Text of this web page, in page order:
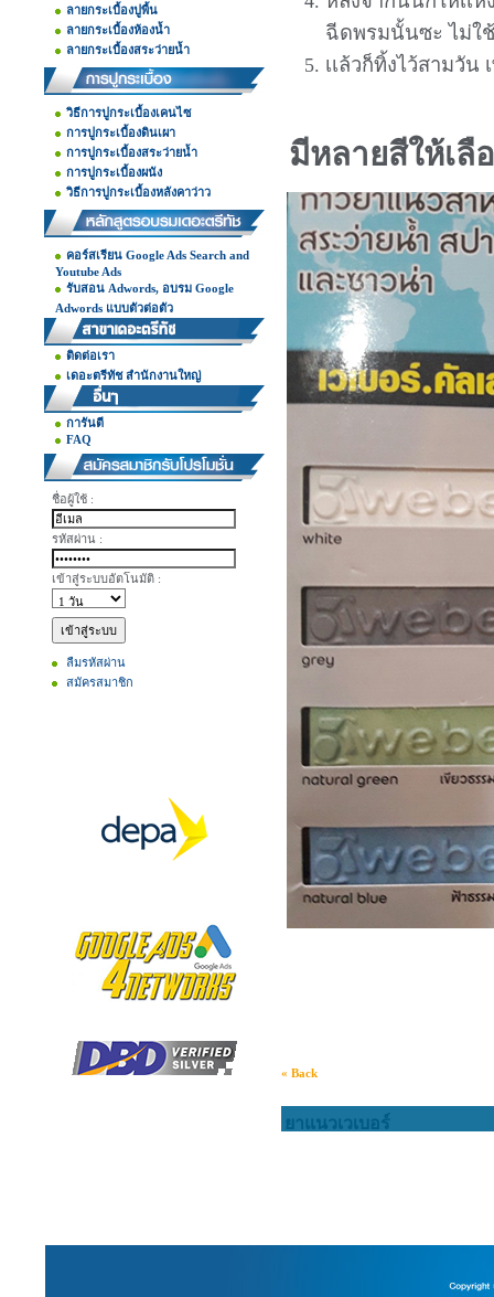
ลายกระเบื้องปูพื้น
ลายกระเบื้องห้องน้ำ
ลายกระเบื้องสระว่ายน้ำ
วิธีการปูกระเบื้องเคนไซ
การปูกระเบื้องดินเผา
การปูกระเบื้องสระว่ายน้ำ
การปูกระเบื้องผนัง
วิธีการปูกระเบื้องหลังคาว่าว
คอร์สเรียน Google Ads Search and
Youtube Ads
รับสอน Adwords, อบรม Google
Adwords แบบตัวต่อตัว
ติดต่อเรา
เดอะตรีทัช สำนักงานใหญ่
การันตี
FAQ
ชื่อผู้ใช้ :
รหัสผ่าน :
เข้าสู่ระบบอัตโนมัติ :
ลืมรหัสผ่าน
สมัครสมาชิก
ฉีดพรมนั้นซะ ไม่ใ
เเล้วก็ทิ้งไว้สามวัน
มีหลายสีให้เลื
« Back
ยาแนวเวเบอร์